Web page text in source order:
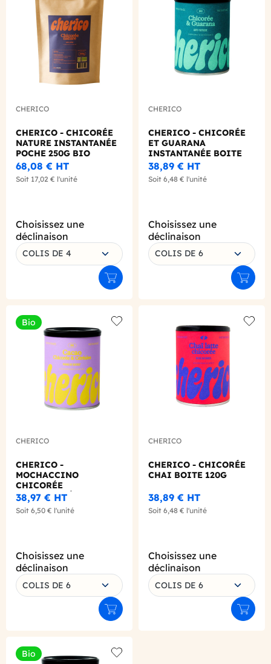
CHERICO
CHERICO - CHICORÉE
NATURE INSTANTANÉE
POCHE 250G BIO
68,08 € HT
Soit 17,02 € l'unité
Choisissez une
déclinaison
COLIS DE 4
Ajouter au panier
CHERICO
CHERICO - CHICORÉE
ET GUARANA
INSTANTANÉE BOITE
80G BIO
38,89 € HT
Soit 6,48 € l'unité
Choisissez une
déclinaison
COLIS DE 6
Bio
Add to wishlist
CHERICO
CHERICO -
MOCHACCINO
CHICORÉE
INSTANTANÉE BOITE
120G BIO
38,97 € HT
Soit 6,50 € l'unité
Choisissez une
déclinaison
COLIS DE 6
Ajouter au panier
CHERICO
CHERICO - CHICORÉE
CHAI BOITE 120G
38,89 € HT
Soit 6,48 € l'unité
Choisissez une
déclinaison
COLIS DE 6
Bio